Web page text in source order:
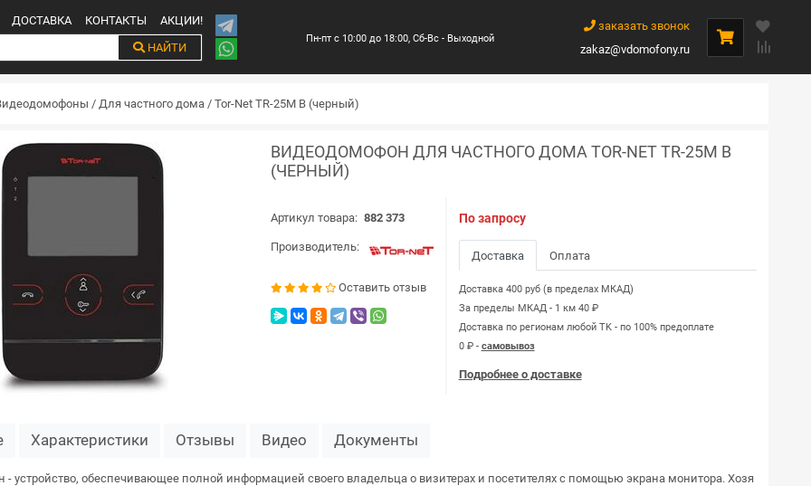
ДОСТАВКА КОНТАКТЫ
АКЦИИ!
НАЙТИ
Пн-пт с 10:00 до 18:00, Сб-Вс - Выходной
заказать звонок
zakaz@vdomofony.ru
/ Для частного дома/ Tor-Net TR-25M B (черный)
ВИДЕОДОМОФОН ДЛЯ ЧАСТНОГО ДОМА TOR-NET TR-25M B
(ЧЕРНЫЙ)
Артикул товара: 882 373
Производитель:
Оставить отзыв
По запросу
Доставка Оплата
Доставка 400 руб (в пределах МКАД)
За пределы МКАД - 1 км 40 ₽
Доставка по регионам любой TK - по 100% предоплате
0 ₽ - самовывоз
Подробнее о доставке
Характеристики Отзывы Видео Документы
- устройство, обеспечивающее полной информацией своего владельца о визитерах и посетителях с помощью экрана монитора. Хозя